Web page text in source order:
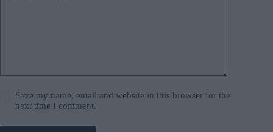
Save my name, email and website in this browser for the
next time I comment.